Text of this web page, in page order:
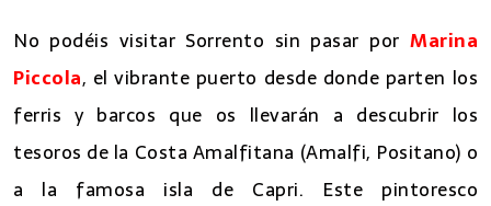
No podéis visitar Sorrento sin pasar por Marina
Piccola, el vibrante puerto desde donde parten los
ferris y barcos que os llevarán a descubrir los
tesoros de la Costa Amalfitana (Amalfi, Positano) o
a la famosa isla de Capri. Este pintoresco